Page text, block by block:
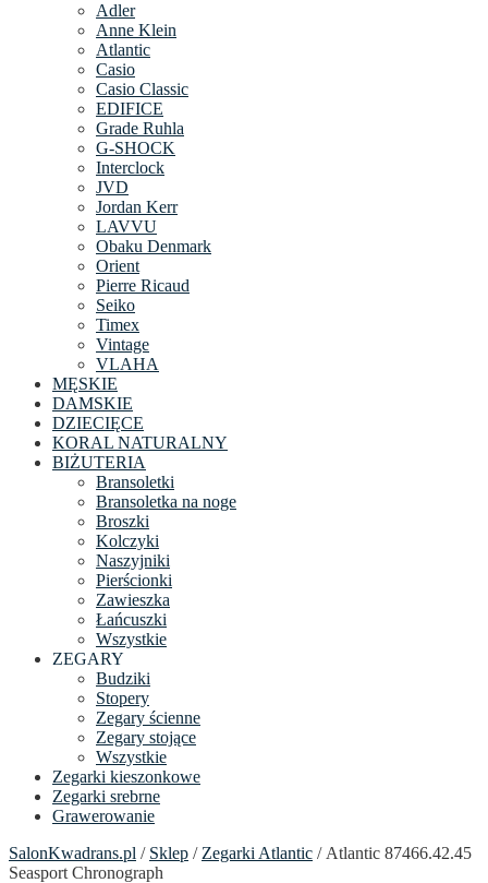
Adler
Anne Klein
Atlantic
Casio
Casio Classic
EDIFICE
Grade Ruhla
G-SHOCK
Interclock
JVD
Jordan Kerr
LAVVU
Obaku Denmark
Orient
Pierre Ricaud
Seiko
Timex
Vintage
VLAHA
MĘSKIE
DAMSKIE
DZIECIĘCE
KORAL NATURALNY
BIŻUTERIA
Bransoletki
Bransoletka na noge
Broszki
Kolczyki
Naszyjniki
Pierścionki
Zawieszka
Łańcuszki
Wszystkie
ZEGARY
Budziki
Stopery
Zegary ścienne
Zegary stojące
Wszystkie
Zegarki kieszonkowe
Zegarki srebrne
Grawerowanie
SalonKwadrans.pl / Sklep / Zegarki Atlantic / Atlantic 87466.42.45
Seasport Chronograph